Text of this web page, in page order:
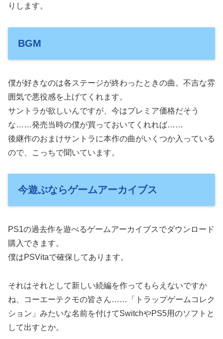
りします。
BGM
僕が好きなのは各ステージが終わったときの曲。不吉な雰
囲気で悪役感を上げてくれます。
サントラが欲しいんですが、今はプレミア価格だそう
な……発売当時の僕が買っておいてくれれば……
後継作のおまけサントラに本作の曲がいくつか入っている
ので、こっちで聞いています。
今遊ぶならゲームアーカイブス
PS1の過去作を遊べるゲームアーカイブスでダウンロード
購入できます。
僕はPSVitaで確保してあります。
それはそれとして新しい続編を作ってもらえないですか
ね、コーエーテクモの皆さん……「トラップゲームコレク
ション」みたいな名前を付けてSwitchやPS5用のソフトと
して出すとか。